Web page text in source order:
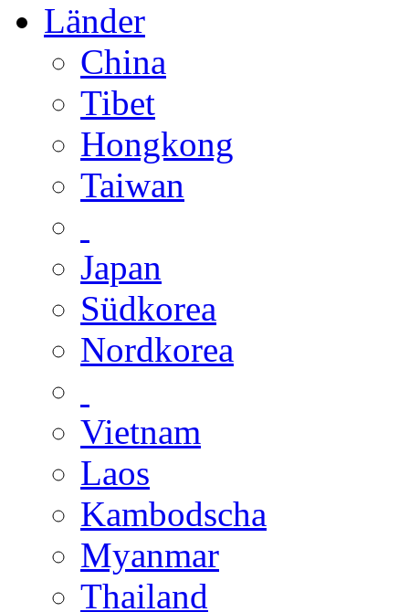
Länder
China
Tibet
Hongkong
Taiwan
Japan
Südkorea
Nordkorea
Vietnam
Laos
Kambodscha
Myanmar
Thailand